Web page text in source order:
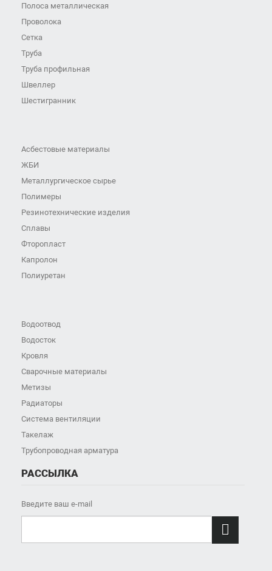
Полоса металлическая
Проволока
Сетка
Труба
Труба профильная
Швеллер
Шестигранник
Асбестовые материалы
ЖБИ
Металлургическое сырье
Полимеры
Резинотехнические изделия
Сплавы
Фторопласт
Капролон
Полиуретан
Водоотвод
Водосток
Кровля
Сварочные материалы
Метизы
Радиаторы
Система вентиляции
Такелаж
Трубопроводная арматура
РАССЫЛКА
Введите ваш e-mail
